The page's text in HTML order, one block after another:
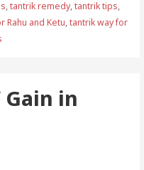
,tantrik remedy,tantrik tips,
Rahu and Ketu,tantrik way for
Gain in